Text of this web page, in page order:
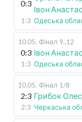
0:3
Івон
1:3 Одеська
10.05. Фінал 9..12
0:3 Івон
1:3 Одеська
10.05. Фінал 1/8
2:3 Грибок
2:3 Черкаська